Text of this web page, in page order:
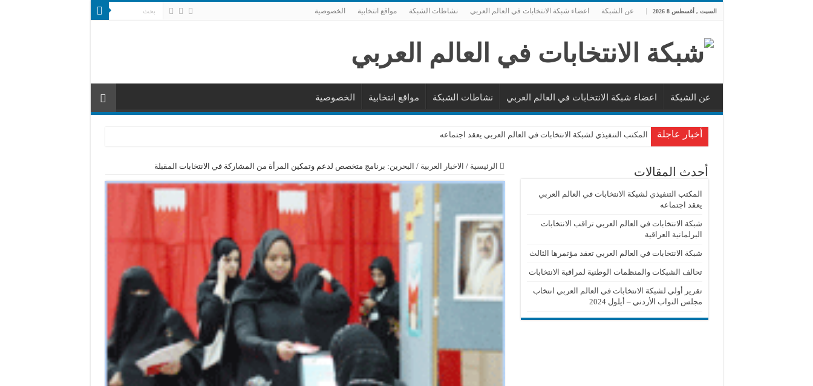
السبت , أغسطس 8 2026 عن الشبكة اعضاء شبكة الانتخابات في العالم العربي نشاطات الشبكة مواقع انتخابية الخصوصية
عن الشبكة اعضاء شبكة الانتخابات في العالم العربي نشاطات الشبكة مواقع انتخابية الخصوصية
أخبار عاجلة المكتب التنفيذي لشبكة الانتخابات في العالم العربي يعقد اجتماعه
الرئيسية / الاخبار العربية / البحرين: برنامج متخصص لدعم وتمكين المرأة من المشاركة في الانتخابات المقبلة أحدث المقالات
المكتب التنفيذي لشبكة الانتخابات في العالم العربي
يعقد اجتماعه
شبكة الانتخابات في العالم العربي تراقب الانتخابات
البرلمانية العراقية
شبكة الانتخابات في العالم العربي تعقد مؤتمرها الثالث
تحالف الشبكات والمنظمات الوطنية لمراقبة الانتخابات
تقرير أولي لشبكة الانتخابات في العالم العربي انتخاب
مجلس النواب الأردني – أيلول 2024